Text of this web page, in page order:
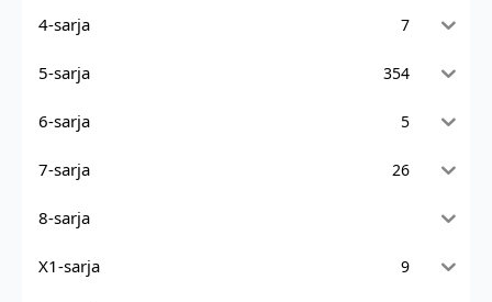
4-sarja 7
5-sarja 354
6-sarja 5
7-sarja 26
8-sarja
X1-sarja 9